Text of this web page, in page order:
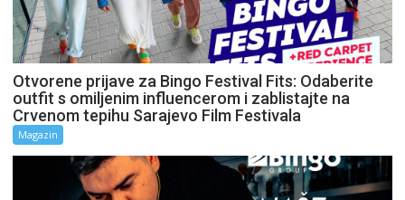
Otvorene prijave za Bingo Festival Fits: Odaberite
outfit s omiljenim influencerom i zablistajte na
Crvenom tepihu Sarajevo Film Festivala
Magazin